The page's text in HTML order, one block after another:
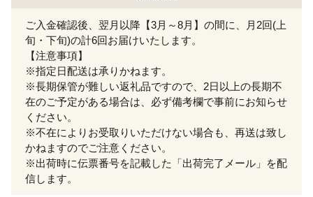
ご入金確認後、翌月以降【3月～8月】の間に、月2回(上
旬・下旬)の計6回お届けいたします。
【注意事項】
※指定日配送は承りかねます。
※長期保管が難しい返礼品ですので、2日以上の長期不
在のご予定がある場合は、必ず備考欄で事前にお知らせ
ください。
※不在によりお受取りいただけない場合も、再送は致し
かねますのでご注意ください。
※出荷時に伝票番号を記載した「出荷完了メール」を配
信します。